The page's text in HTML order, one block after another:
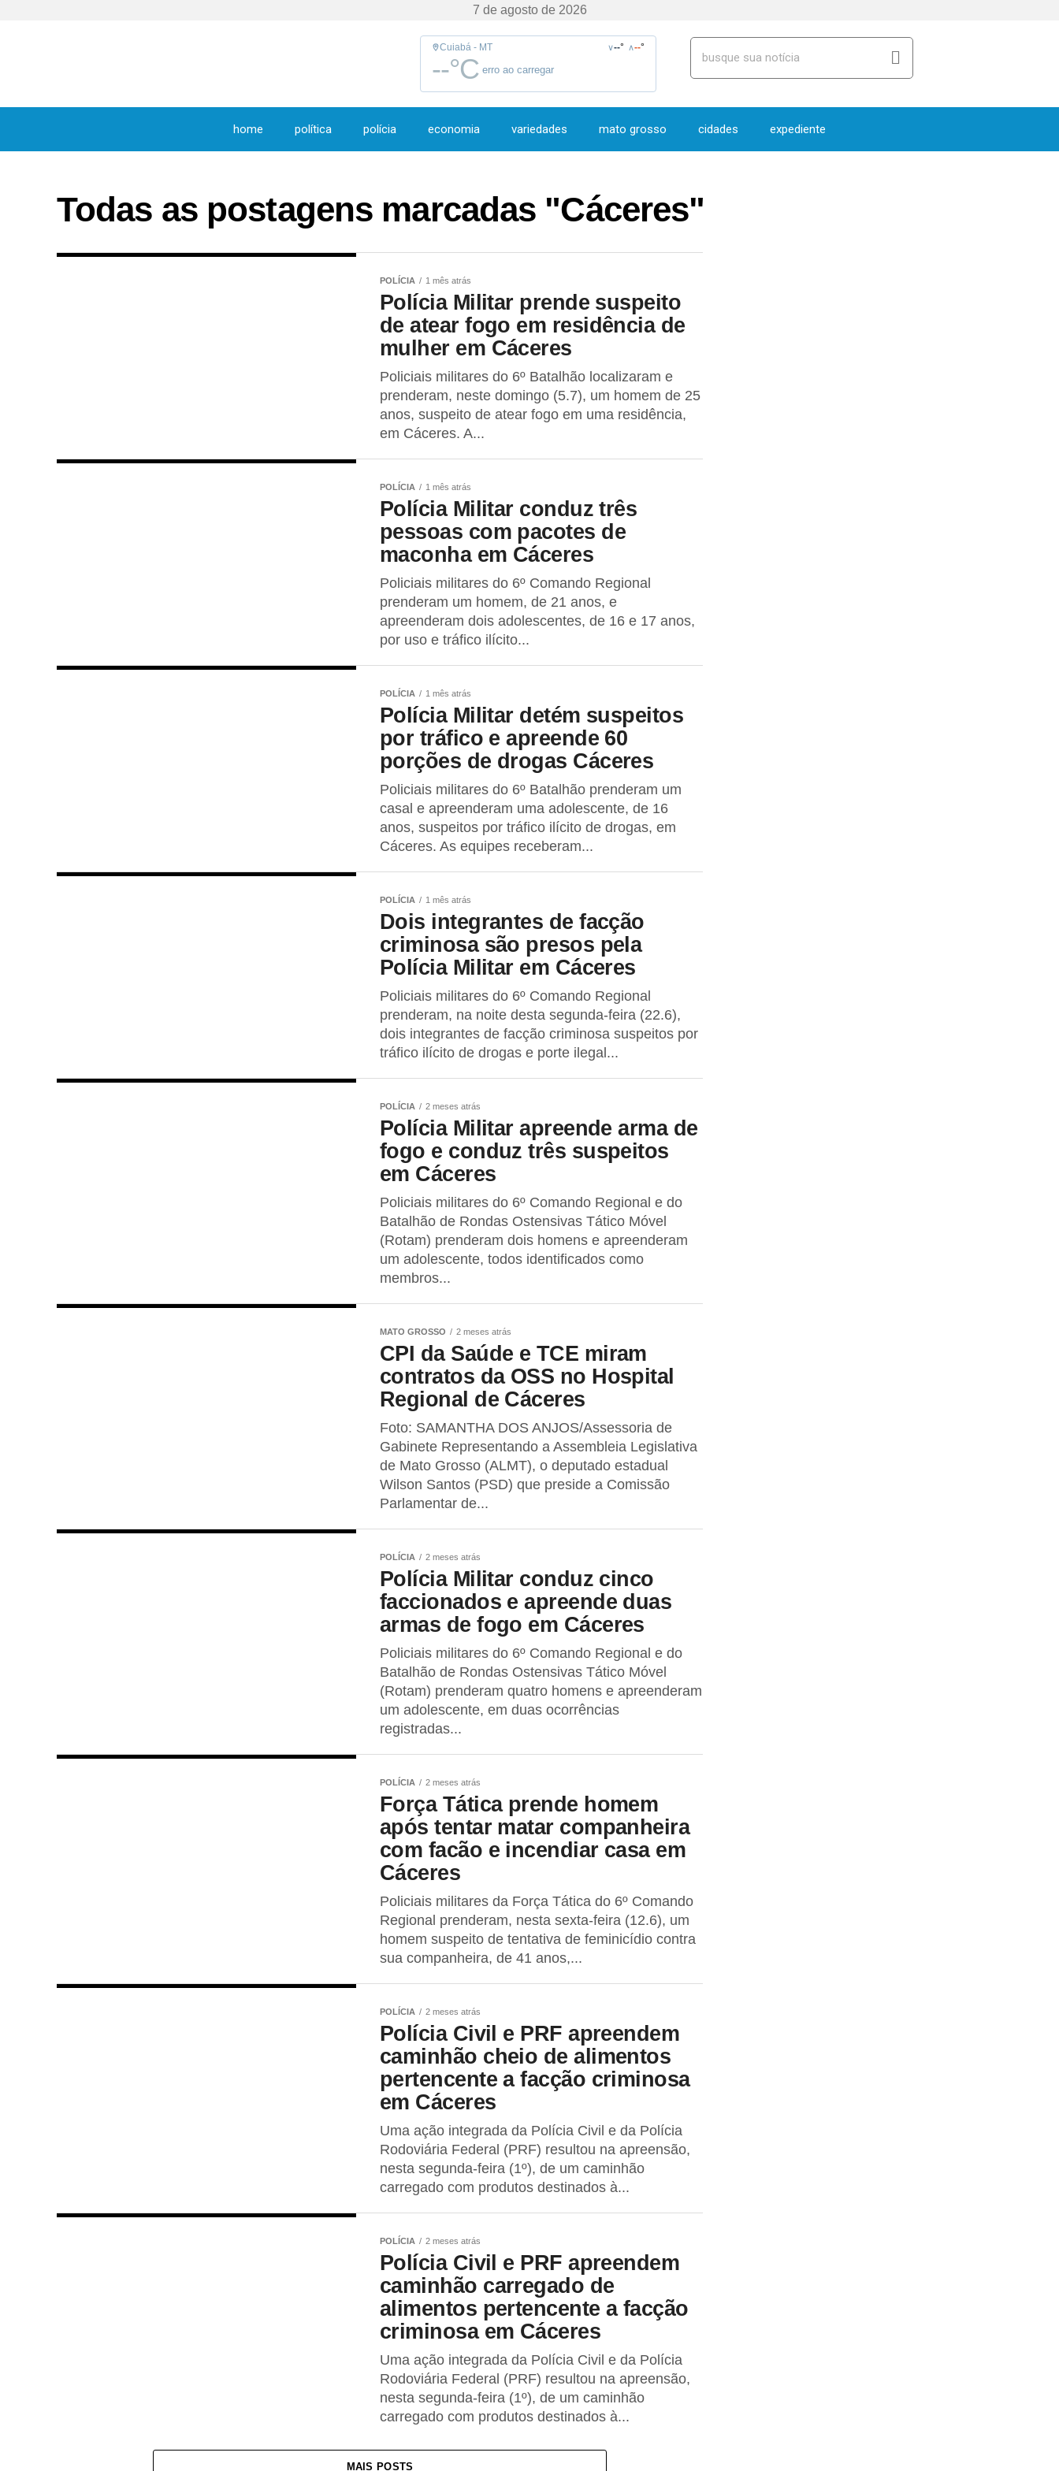
Cuiabá - MT ∨--° ∧--°
--°C erro ao carregar
home política polícia economia variedades mato grosso cidades expediente
7 de agosto de 2026
Todas as postagens marcadas "Cáceres"
POLÍCIA 1 mês atrás
Polícia Militar prende suspeito
de atear fogo em residência de
mulher em Cáceres
Policiais militares do 6º Batalhão localizaram e
prenderam, neste domingo (5.7), um homem de 25
anos, suspeito de atear fogo em uma residência,
em Cáceres. A...
POLÍCIA 1 mês atrás
Polícia Militar conduz três
pessoas com pacotes de
maconha em Cáceres
Policiais militares do 6º Comando Regional
prenderam um homem, de 21 anos, e
apreenderam dois adolescentes, de 16 e 17 anos,
por uso e tráfico ilícito...
POLÍCIA 1 mês atrás
Polícia Militar detém suspeitos
por tráfico e apreende 60
porções de drogas Cáceres
Policiais militares do 6º Batalhão prenderam um
casal e apreenderam uma adolescente, de 16
anos, suspeitos por tráfico ilícito de drogas, em
Cáceres. As equipes receberam...
POLÍCIA 1 mês atrás
Dois integrantes de facção
criminosa são presos pela
Polícia Militar em Cáceres
Policiais militares do 6º Comando Regional
prenderam, na noite desta segunda-feira (22.6),
dois integrantes de facção criminosa suspeitos por
tráfico ilícito de drogas e porte ilegal...
POLÍCIA 2 meses atrás
Polícia Militar apreende arma de
fogo e conduz três suspeitos
em Cáceres
Policiais militares do 6º Comando Regional e do
Batalhão de Rondas Ostensivas Tático Móvel
(Rotam) prenderam dois homens e apreenderam
um adolescente, todos identificados como
membros...
MATO GROSSO 2 meses atrás
CPI da Saúde e TCE miram
contratos da OSS no Hospital
Regional de Cáceres
Foto: SAMANTHA DOS ANJOS/Assessoria de
Gabinete Representando a Assembleia Legislativa
de Mato Grosso (ALMT), o deputado estadual
Wilson Santos (PSD) que preside a Comissão
Parlamentar de...
POLÍCIA 2 meses atrás
Polícia Militar conduz cinco
faccionados e apreende duas
armas de fogo em Cáceres
Policiais militares do 6º Comando Regional e do
Batalhão de Rondas Ostensivas Tático Móvel
(Rotam) prenderam quatro homens e apreenderam
um adolescente, em duas ocorrências
registradas...
POLÍCIA 2 meses atrás
Força Tática prende homem
após tentar matar companheira
com facão e incendiar casa em
Cáceres
Policiais militares da Força Tática do 6º Comando
Regional prenderam, nesta sexta-feira (12.6), um
homem suspeito de tentativa de feminicídio contra
sua companheira, de 41 anos,...
POLÍCIA 2 meses atrás
Polícia Civil e PRF apreendem
caminhão cheio de alimentos
pertencente a facção criminosa
em Cáceres
Uma ação integrada da Polícia Civil e da Polícia
Rodoviária Federal (PRF) resultou na apreensão,
nesta segunda-feira (1º), de um caminhão
carregado com produtos destinados à...
POLÍCIA 2 meses atrás
Polícia Civil e PRF apreendem
caminhão carregado de
alimentos pertencente a facção
criminosa em Cáceres
Uma ação integrada da Polícia Civil e da Polícia
Rodoviária Federal (PRF) resultou na apreensão,
nesta segunda-feira (1º), de um caminhão
carregado com produtos destinados à...
MAIS POSTS